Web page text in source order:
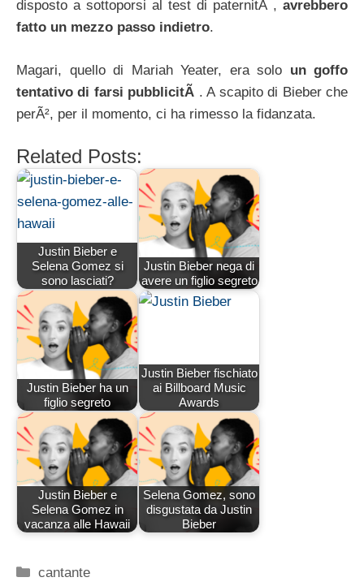
disposto a sottoporsi al test di paternitÃ , avrebbero
fatto un mezzo passo indietro.
Magari, quello di Mariah Yeater, era solo un goffo
tentativo di farsi pubblicitÃ . A scapito di Bieber che
perÃ², per il momento, ci ha rimesso la fidanzata.
Related Posts:
Justin Bieber e
Selena Gomez si
sono lasciati?
Justin Bieber nega di
avere un figlio segreto
Justin Bieber ha un
figlio segreto
Justin Bieber fischiato
ai Billboard Music
Awards
Justin Bieber e
Selena Gomez in
vacanza alle Hawaii
Selena Gomez, sono
disgustata da Justin
Bieber
Categorie
cantante